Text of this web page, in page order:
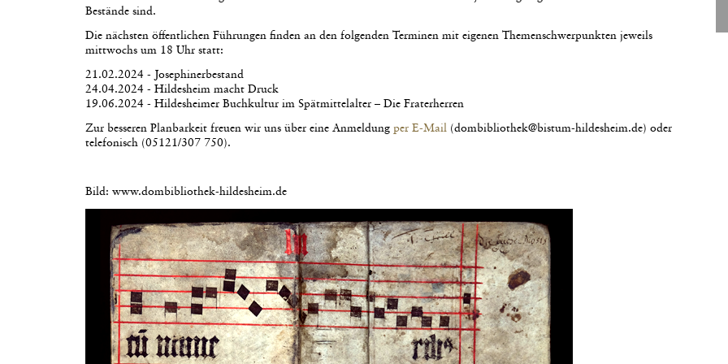
Bestände sind.
Die nächsten öffentlichen Führungen finden an den folgenden Terminen mit eigenen Themenschwerpunkten jeweils
mittwochs um 18 Uhr statt:
21.02.2024 - Josephinerbestand
24.04.2024 - Hildesheim macht Druck
19.06.2024 - Hildesheimer Buchkultur im Spätmittelalter – Die Fraterherren
Zur besseren Planbarkeit freuen wir uns über eine Anmeldung per E-Mail (dombibliothek@bistum-hildesheim.de) oder
telefonisch (05121/307 750).
Bild: www.dombibliothek-hildesheim.de